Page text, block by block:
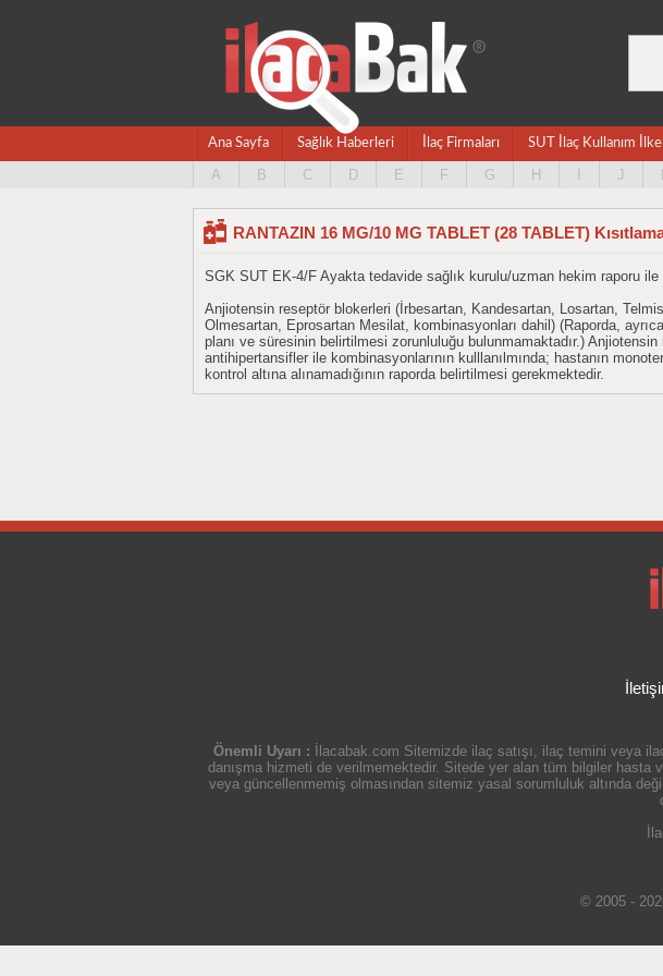
Ana Sayfa Sağlık Haberleri İlaç Firmaları SUT İlaç Kullanım
A B C D E F G H J
RANTAZIN 16 MG/10 MG TABLET (28 TABLET)
SGK SUT EK-4/F Ayakta tedavide sağlık kurulu/uzman hekim raporu
Anjiotensin reseptör blokerleri (İrbesartan, Kandesartan, Losartan,
Olmesartan, Eprosartan Mesilat, kombinasyonları dahil) (Raporda,
planı ve süresinin belirtilmesi zorunluluğu bulunmamaktadır.)
antihipertansifler ile kombinasyonlarının kulllanılmında; hastanın
kontrol altına alınamadığının raporda belirtilmesi gerekmektedir.
Önemli Uyarı : İlacabak.com Sitemizde ilaç satışı, ilaç temini veya
danışma hizmeti de verilmemektedir. Sitede yer alan tüm bilgiler hasta
veya güncellenmemiş olmasından sitemiz yasal sorumluluk altında
© 2005 -